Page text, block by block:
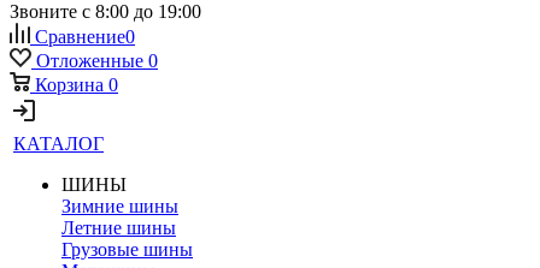
Звоните с 8:00 до 19:00
Сравнение0
Отложенные 0
Корзина 0
КАТАЛОГ
ШИНЫ
Зимние шины
Летние шины
Грузовые шины